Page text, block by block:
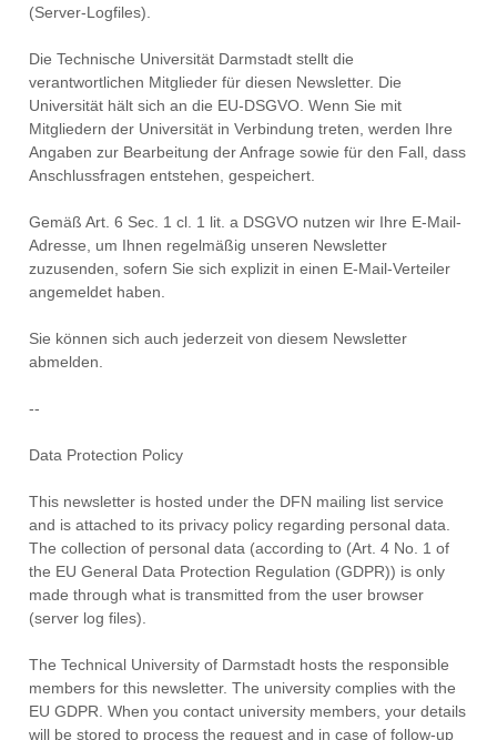
(Server-Logfiles).
Die Technische Universität Darmstadt stellt die
verantwortlichen Mitglieder für diesen Newsletter. Die
Universität hält sich an die EU-DSGVO. Wenn Sie mit
Mitgliedern der Universität in Verbindung treten, werden Ihre
Angaben zur Bearbeitung der Anfrage sowie für den Fall, dass
Anschlussfragen entstehen, gespeichert.
Gemäß Art. 6 Sec. 1 cl. 1 lit. a DSGVO nutzen wir Ihre E-Mail-
Adresse, um Ihnen regelmäßig unseren Newsletter
zuzusenden, sofern Sie sich explizit in einen E-Mail-Verteiler
angemeldet haben.
Sie können sich auch jederzeit von diesem Newsletter
abmelden.
--
Data Protection Policy
This newsletter is hosted under the DFN mailing list service
and is attached to its privacy policy regarding personal data.
The collection of personal data (according to (Art. 4 No. 1 of
the EU General Data Protection Regulation (GDPR)) is only
made through what is transmitted from the user browser
(server log files).
The Technical University of Darmstadt hosts the responsible
members for this newsletter. The university complies with the
EU GDPR. When you contact university members, your details
will be stored to process the request and in case of follow-up